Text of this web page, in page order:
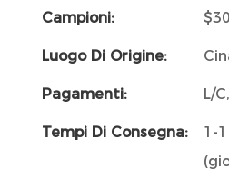
Campioni:
Luogo Di Origine:
Pagamenti: L/
Tempi Di Consegna:
1-